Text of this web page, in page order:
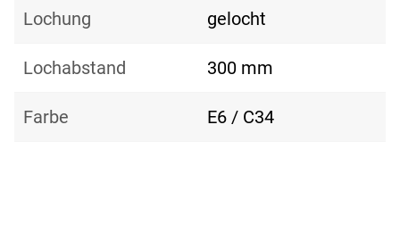
Lochung gelocht
Lochabstand 300 mm
Farbe E6 / C34